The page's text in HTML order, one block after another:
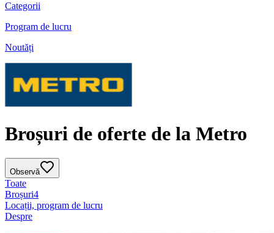
Categorii
Program de lucru
Noutăți
Broșuri de oferte de la Metro
Observă
Toate
Broșuri4
Locații, program de lucru
Despre